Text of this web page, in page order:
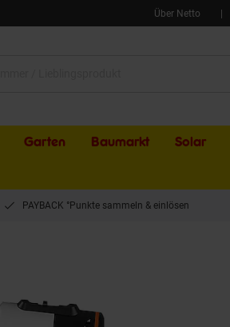
Über Netto
Garten Baumarkt Solar
PAYBACK °Punkte sammeln & einlösen